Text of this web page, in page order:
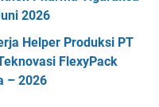
2026
Helper Produksi PT
FlexyPack
– 2026